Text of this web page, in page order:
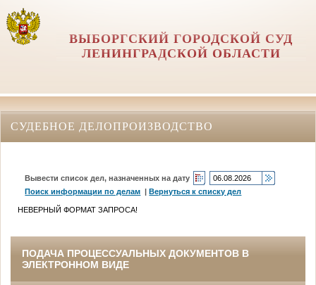
ВЫБОРГСКИЙ ГОРОДСКОЙ СУД
ЛЕНИНГРАДСКОЙ ОБЛАСТИ
СУДЕБНОЕ ДЕЛОПРОИЗВОДСТВО
Вывести список дел, назначенных на дату
Поиск информации по делам |Вернуться к списку дел
НЕВЕРНЫЙ ФОРМАТ ЗАПРОСА!
ПОДАЧА ПРОЦЕССУАЛЬНЫХ ДОКУМЕНТОВ В
ЭЛЕКТРОННОМ ВИДЕ